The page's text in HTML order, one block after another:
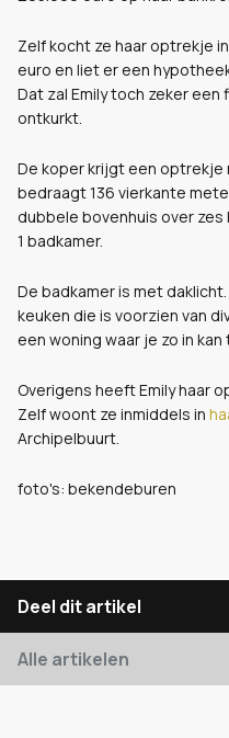
Zelf kocht ze haar optrekje
euro en liet er een
Dat zal Emily toch zeker
ontkurkt.
De koper krijgt een
bedraagt 136 vierkante
dubbele bovenhuis over
1 badkamer.
De badkamer is met
keuken die is voorzien van
een woning waar je zo in kan
Overigens heeft Emily haar
Zelf woont ze inmiddels in
Archipelbuurt.
foto's: bekendeburen
Deel dit artikel
Alle artikelen